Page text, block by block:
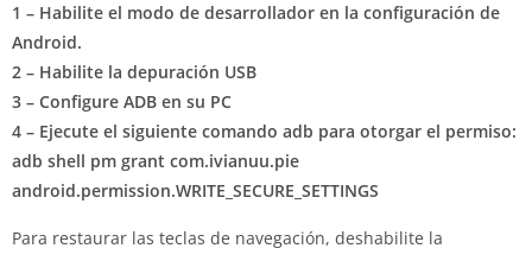
1 – Habilite el modo de desarrollador en la configuración de
Android.
2 – Habilite la depuración USB
3 – Configure ADB en su PC
4 – Ejecute el siguiente comando adb para otorgar el permiso:
adb shell pm grant com.ivianuu.pie
android.permission.WRITE_SECURE_SETTINGS
Para restaurar las teclas de navegación, deshabilite la